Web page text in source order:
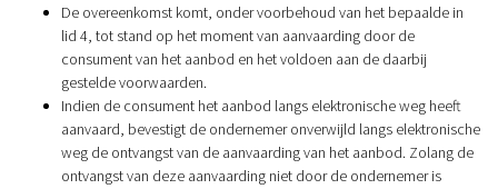
De overeenkomst komt, onder voorbehoud van het bepaalde in
lid 4, tot stand op het moment van aanvaarding door de
consument van het aanbod en het voldoen aan de daarbij
gestelde voorwaarden.
Indien de consument het aanbod langs elektronische weg heeft
aanvaard, bevestigt de ondernemer onverwijld langs elektronische
weg de ontvangst van de aanvaarding van het aanbod. Zolang de
ontvangst van deze aanvaarding niet door de ondernemer is